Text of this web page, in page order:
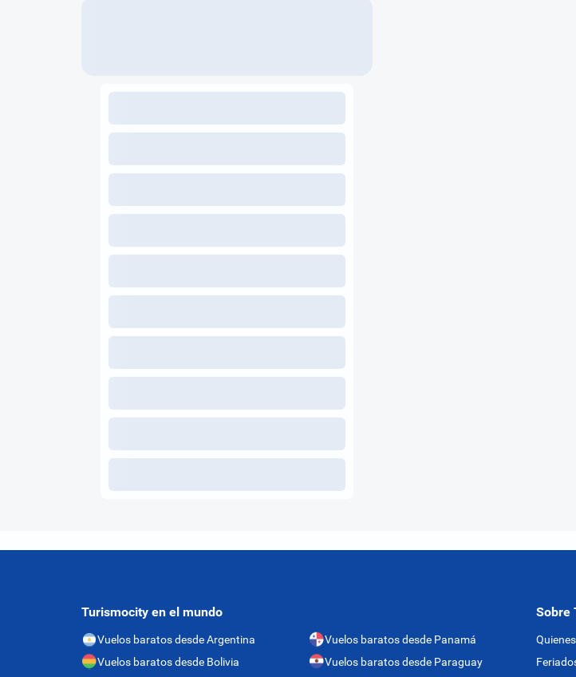
Turismocity en el mundo
Vuelos baratos desde Argentina
Vuelos baratos desde Bolivia
Vuelos baratos desde Panamá
Vuelos baratos desde Paraguay
Sobre